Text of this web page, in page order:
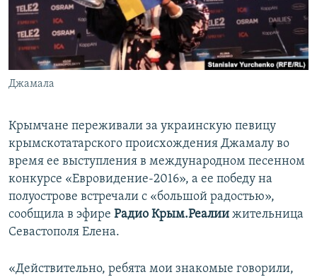
ПОБЕДИТЕЛЕЙ НЕ СУДЯТ?
КРЫМ.НЕПОКОРЕННЫЙ
ELIFBE
УКРАИНСКАЯ ПРОБЛЕМА КРЫМА
ПРИСОЕДИНЯЙТЕСЬ!
Джамала
Крымчане переживали за украинскую певицу
крымскотатарского происхождения Джамалу во
время ее выступления в международном песенном
конкурсе «Евровидение-2016», а ее победу на
полуострове встречали с «большой радостью»,
сообщила в эфире Радио Крым.Реалии жительница
Севастополя Елена.
«Действительно, ребята мои знакомые говорили,